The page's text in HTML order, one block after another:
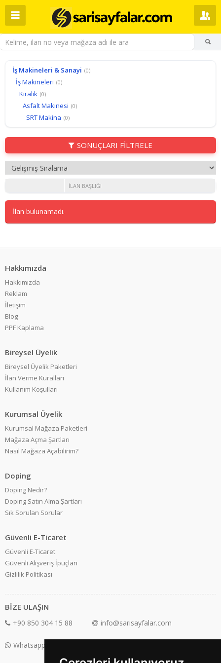
İş Makineleri & Sanayi (0)
İş Makineleri (0)
Kiralık (0)
Asfalt Makinesi (0)
SRT Makina (0)
SONUÇLARI FİLTRELE
İLAN BAŞLIĞI
İlan bulunamadı.
Hakkımızda
Hakkımızda
Reklam
İletişim
Blog
PPF Kaplama
Bireysel Üyelik
Bireysel Üyelik Paketleri
İlan Verme Kuralları
Kullanım Koşulları
Kurumsal Üyelik
Kurumsal Mağaza Paketleri
Mağaza Açma Şartları
Nasıl Mağaza Açabilirim?
Doping
Doping Nedir?
Doping Satın Alma Şartları
Sık Sorulan Sorular
Güvenli E-Ticaret
Güvenli E-Ticaret
Güvenli Alışveriş İpuçları
Gizlilik Politikası
BİZE ULAŞIN
+90 850 304 15 88 info@sarisayfalar.com
Whatsapp Destek: +90 850 304 15 88